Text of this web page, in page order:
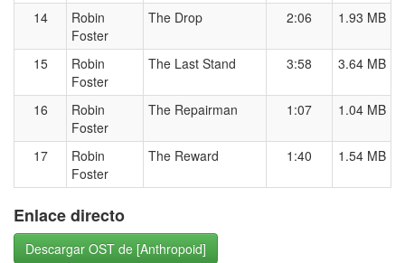
14
Robin
Foster
The Drop 2:06 1.93 MB
15
Robin
Foster
The Last Stand 3:58 3.64 MB
16
Robin
Foster
The Repairman 1:07 1.04 MB
17
Robin
Foster
The Reward 1:40 1.54 MB
Enlace directo
Descargar OST de [Anthropoid]